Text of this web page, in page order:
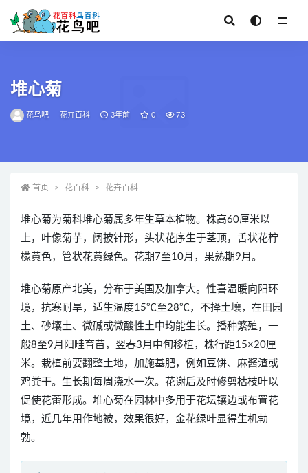
堆心菊
花鸟吧 花卉百科 3年前 0 73
首页 花百科 花卉百科
堆心菊为菊科堆心菊属多年生草本植物。株高60厘米以
上，叶像菊芋，阔披针形，头状花序生于茎顶，舌状花柠
檬黄色，管状花黄绿色。花期7至10月，果熟期9月。
堆心菊原产北美，分布于美国及加拿大。性喜温暖向阳环
境，抗寒耐旱，适生温度15℃至28℃，不择土壤，在田园
土、砂壤土、微碱或微酸性土中均能生长。播种繁殖，一
般8至9月阳畦育苗，翌春3月中旬移植，株行距15×20厘
米。栽植前要翻整土地，加施基肥，例如豆饼、麻酱渣或
鸡粪干。生长期每周浇水一次。花谢后及时修剪枯枝叶以
促使花蕾形成。堆心菊在园林中多用于花坛镶边或布置花
境，近几年用作地被，效果很好，金花绿叶显得生机勃
勃。